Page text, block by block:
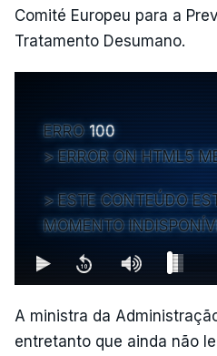
Comité Europeu para a
Tratamento Desumano.
ERRO 100
ERROR ON HTML5
ESTE CONTEÚDO
MOMENTO
A ministra da
entretanto que ainda não